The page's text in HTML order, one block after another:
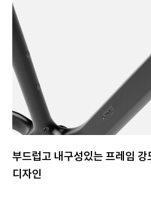
부드럽고 내구성있는 프레임 강
디자인